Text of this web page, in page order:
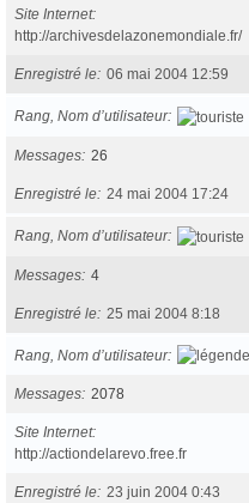
Site Internet
http://archivesdelazonemondiale.fr/
Enregistré le 06 mai 2004 12:59
Rang, Nom d’utilisateur
Messages 26
Enregistré le 24 mai 2004 17:24
Rang, Nom d’utilisateur
Messages 4
Enregistré le 25 mai 2004 8:18
Rang, Nom d’utilisateur
Messages 2078
Site Internet
http://actiondelarevo.free.fr
Enregistré le 23 juin 2004 0:43